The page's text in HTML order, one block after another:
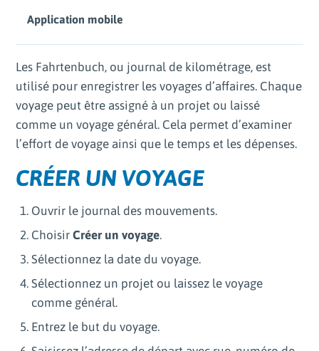
Application mobile
Les Fahrtenbuch, ou journal de kilométrage, est
utilisé pour enregistrer les voyages d’affaires. Chaque
voyage peut être assigné à un projet ou laissé
comme un voyage général. Cela permet d’examiner
l’effort de voyage ainsi que le temps et les dépenses.
CRÉER UN VOYAGE
Ouvrir le journal des mouvements.
ChoisirCréer un voyage.
Sélectionnez la date du voyage.
Sélectionnez un projet ou laissez le voyage
comme général.
Entrez le but du voyage.